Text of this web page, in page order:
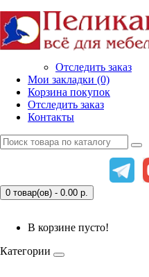
Отследить заказ
Мои закладки (0)
Корзина покупок
Отследить заказ
Контакты
0 товар(ов) - 0.00 р.
В корзине пусто!
Категории